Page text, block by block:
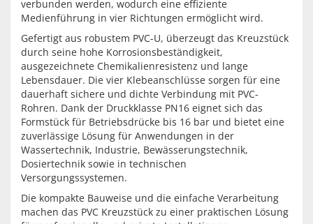
verbunden werden, wodurch eine effiziente
Medienführung in vier Richtungen ermöglicht wird.
Gefertigt aus robustem PVC-U, überzeugt das Kreuzstück
durch seine hohe Korrosionsbeständigkeit,
ausgezeichnete Chemikalienresistenz und lange
Lebensdauer. Die vier Klebeanschlüsse sorgen für eine
dauerhaft sichere und dichte Verbindung mit PVC-
Rohren. Dank der Druckklasse PN16 eignet sich das
Formstück für Betriebsdrücke bis 16 bar und bietet eine
zuverlässige Lösung für Anwendungen in der
Wassertechnik, Industrie, Bewässerungstechnik,
Dosiertechnik sowie in technischen
Versorgungssystemen.
Die kompakte Bauweise und die einfache Verarbeitung
machen das PVC Kreuzstück zu einer praktischen Lösung